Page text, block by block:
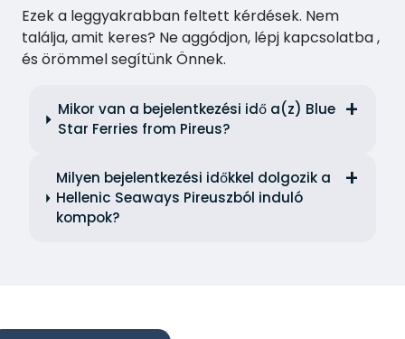
Ezek a leggyakrabban feltett kérdések. Nem
találja, amit keres? Ne aggódjon, lépj kapcsolatba ,
és örömmel segítünk Önnek.
Mikor van a bejelentkezési idő a(z) Blue
Star Ferries from Pireus?
Milyen bejelentkezési időkkel dolgozik a
Hellenic Seaways Pireuszból induló
kompok?